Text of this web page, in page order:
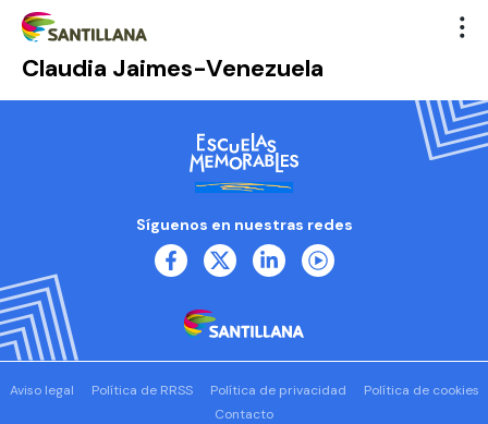
Claudia Jaimes-Venezuela
Síguenos en nuestras redes
Aviso legal Política de RRSS Política de privacidad
Política de cookies
Contacto